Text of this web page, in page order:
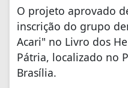
O projeto aprovado
inscrição do grupo
Acari" no Livro dos
Pátria, localizado no
Brasília.